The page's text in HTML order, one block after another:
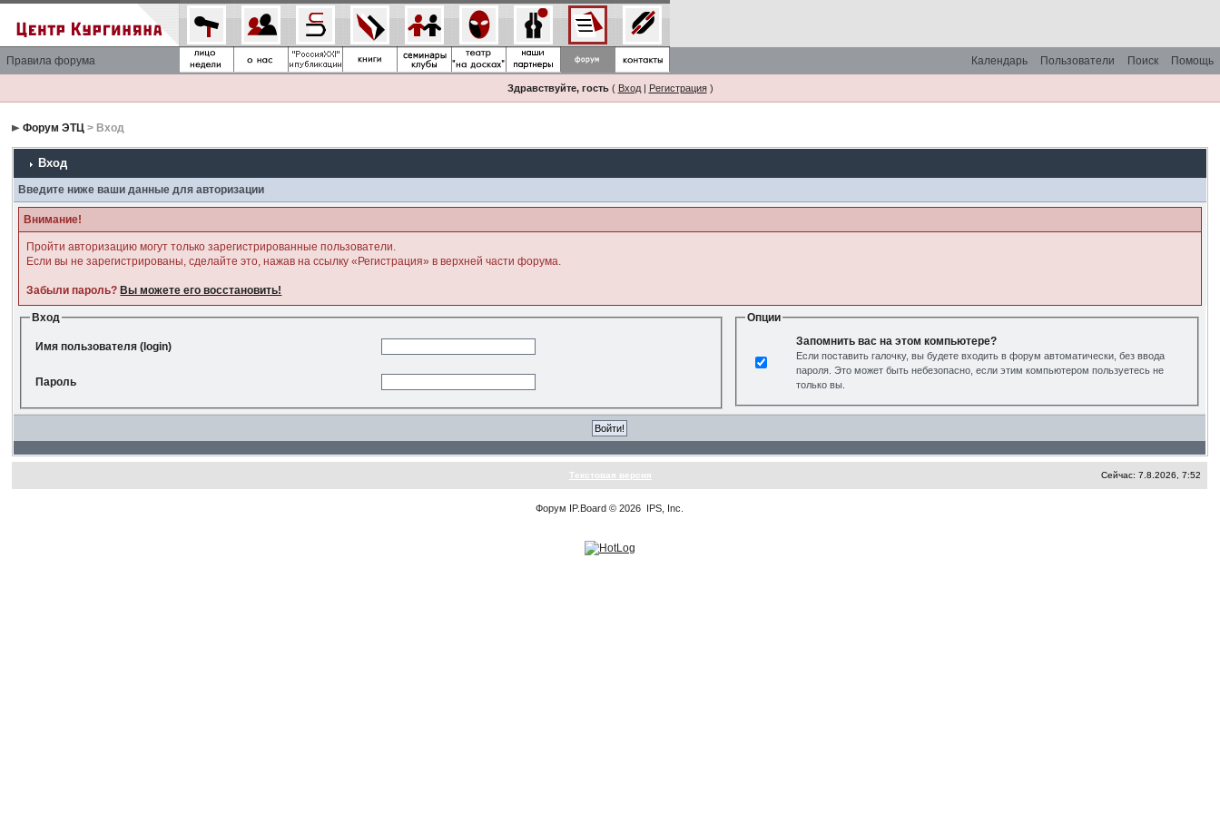
Правила форума Помощь
Поиск
Пользователи
Календарь
Здравствуйте, гость( Вход| Регистрация)
Форум ЭТЦ > Вход
Вход
Введите ниже ваши данные для авторизации
Внимание!
Пройти авторизацию могут только зарегистрированные пользователи.
Если вы не зарегистрированы, сделайте это, нажав на ссылку «Регистрация» в верхней части форума.
Забыли пароль? Вы можете его восстановить!
Вход
Имя пользователя (login)
Пароль
Опции
Запомнить вас на этом компьютере?
Если поставить галочку, вы будете входить в форум автоматически, без ввода
пароля. Это может быть небезопасно, если этим компьютером пользуетесь не
только вы.
Текстовая версия Сейчас: 7.8.2026, 7:52
Форум IP.Board © 2026 IPS, Inc